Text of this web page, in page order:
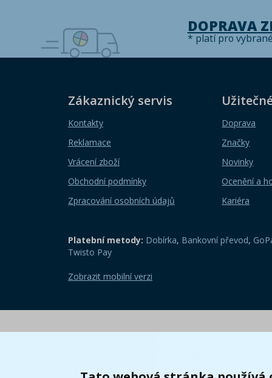
DOPRAVA
* platí pro
Zákaznický servis
Kontakty
Reklamace
Vrácení zboží
Obchodní podmínky
Zpracování osobních údajů
Doprava
Značky
Novinky
Ocenění a
Kariéra
Platební metody: Dobírka, Bankovní převod,
Twisto Pay
Zobrazit mobilní verzi